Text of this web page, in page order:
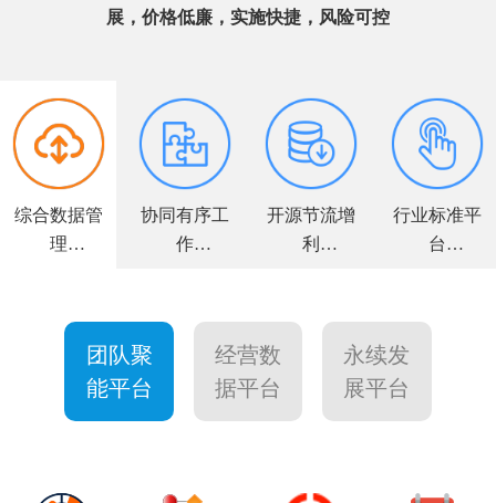
展，价格低廉，实施快捷，风险可控
综合数据管
理
协同有序工
作
开源节流增
利
行业标准平
台
团队聚
能平台
经营数
据平台
永续发
展平台